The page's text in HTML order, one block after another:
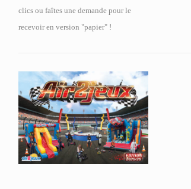
clics ou faîtes une demande pour le
recevoir en version "papier" !